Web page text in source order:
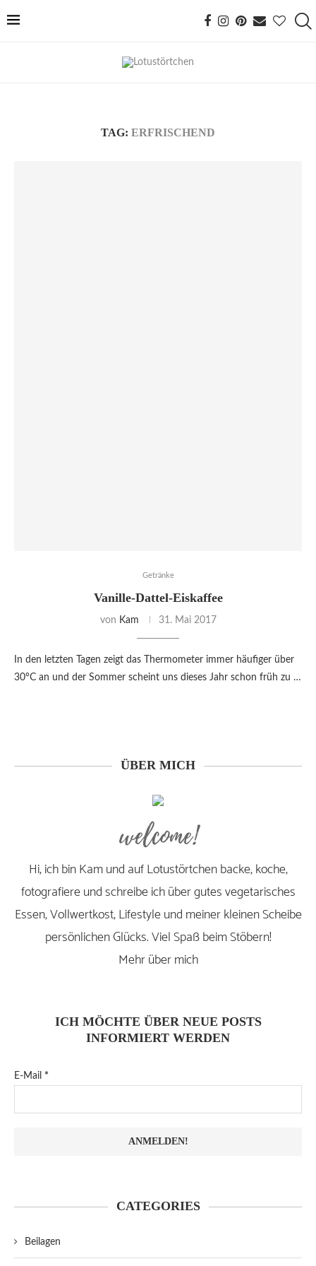
TAG: ERFRISCHEND
Getränke
Vanille-Dattel-Eiskaffee
von Kam 31. Mai 2017
In den letzten Tagen zeigt das Thermometer immer häufiger über
30°C an und der Sommer scheint uns dieses Jahr schon früh zu …
ÜBER MICH
welcome!
Hi, ich bin Kam und auf Lotustörtchen backe, koche,
fotografiere und schreibe ich über gutes vegetarisches
Essen, Vollwertkost, Lifestyle und meiner kleinen Scheibe
persönlichen Glücks. Viel Spaß beim Stöbern!
Mehr über mich
ICH MÖCHTE ÜBER NEUE POSTS
INFORMIERT WERDEN
E-Mail *
CATEGORIES
Beilagen